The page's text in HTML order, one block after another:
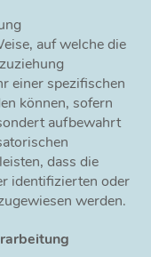
auf welche die
einer spezifischen
können, sofern
aufbewahrt
dass die
identifizierten oder
werden.